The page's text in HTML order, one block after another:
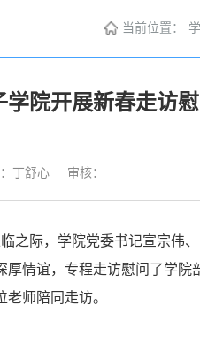
当前位置：
院开展新春走访
丁舒心 审核：
之际，学院党委书记宣宗伟
情谊，专程走访慰问了学院
师陪同走访。